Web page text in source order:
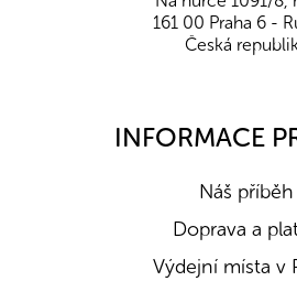
161 00 Praha 6 -
Česká
INFORMACE
Náš příběh
Doprava a
Výdejní místa v